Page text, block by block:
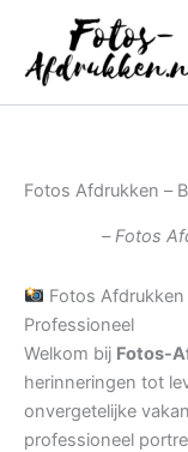
inhoud
Fotos Afdrukken –
– Fotos
Fotos Afdrukken
Professioneel
Welkom bij Fotos-
herinneringen tot
onvergetelijke
professioneel